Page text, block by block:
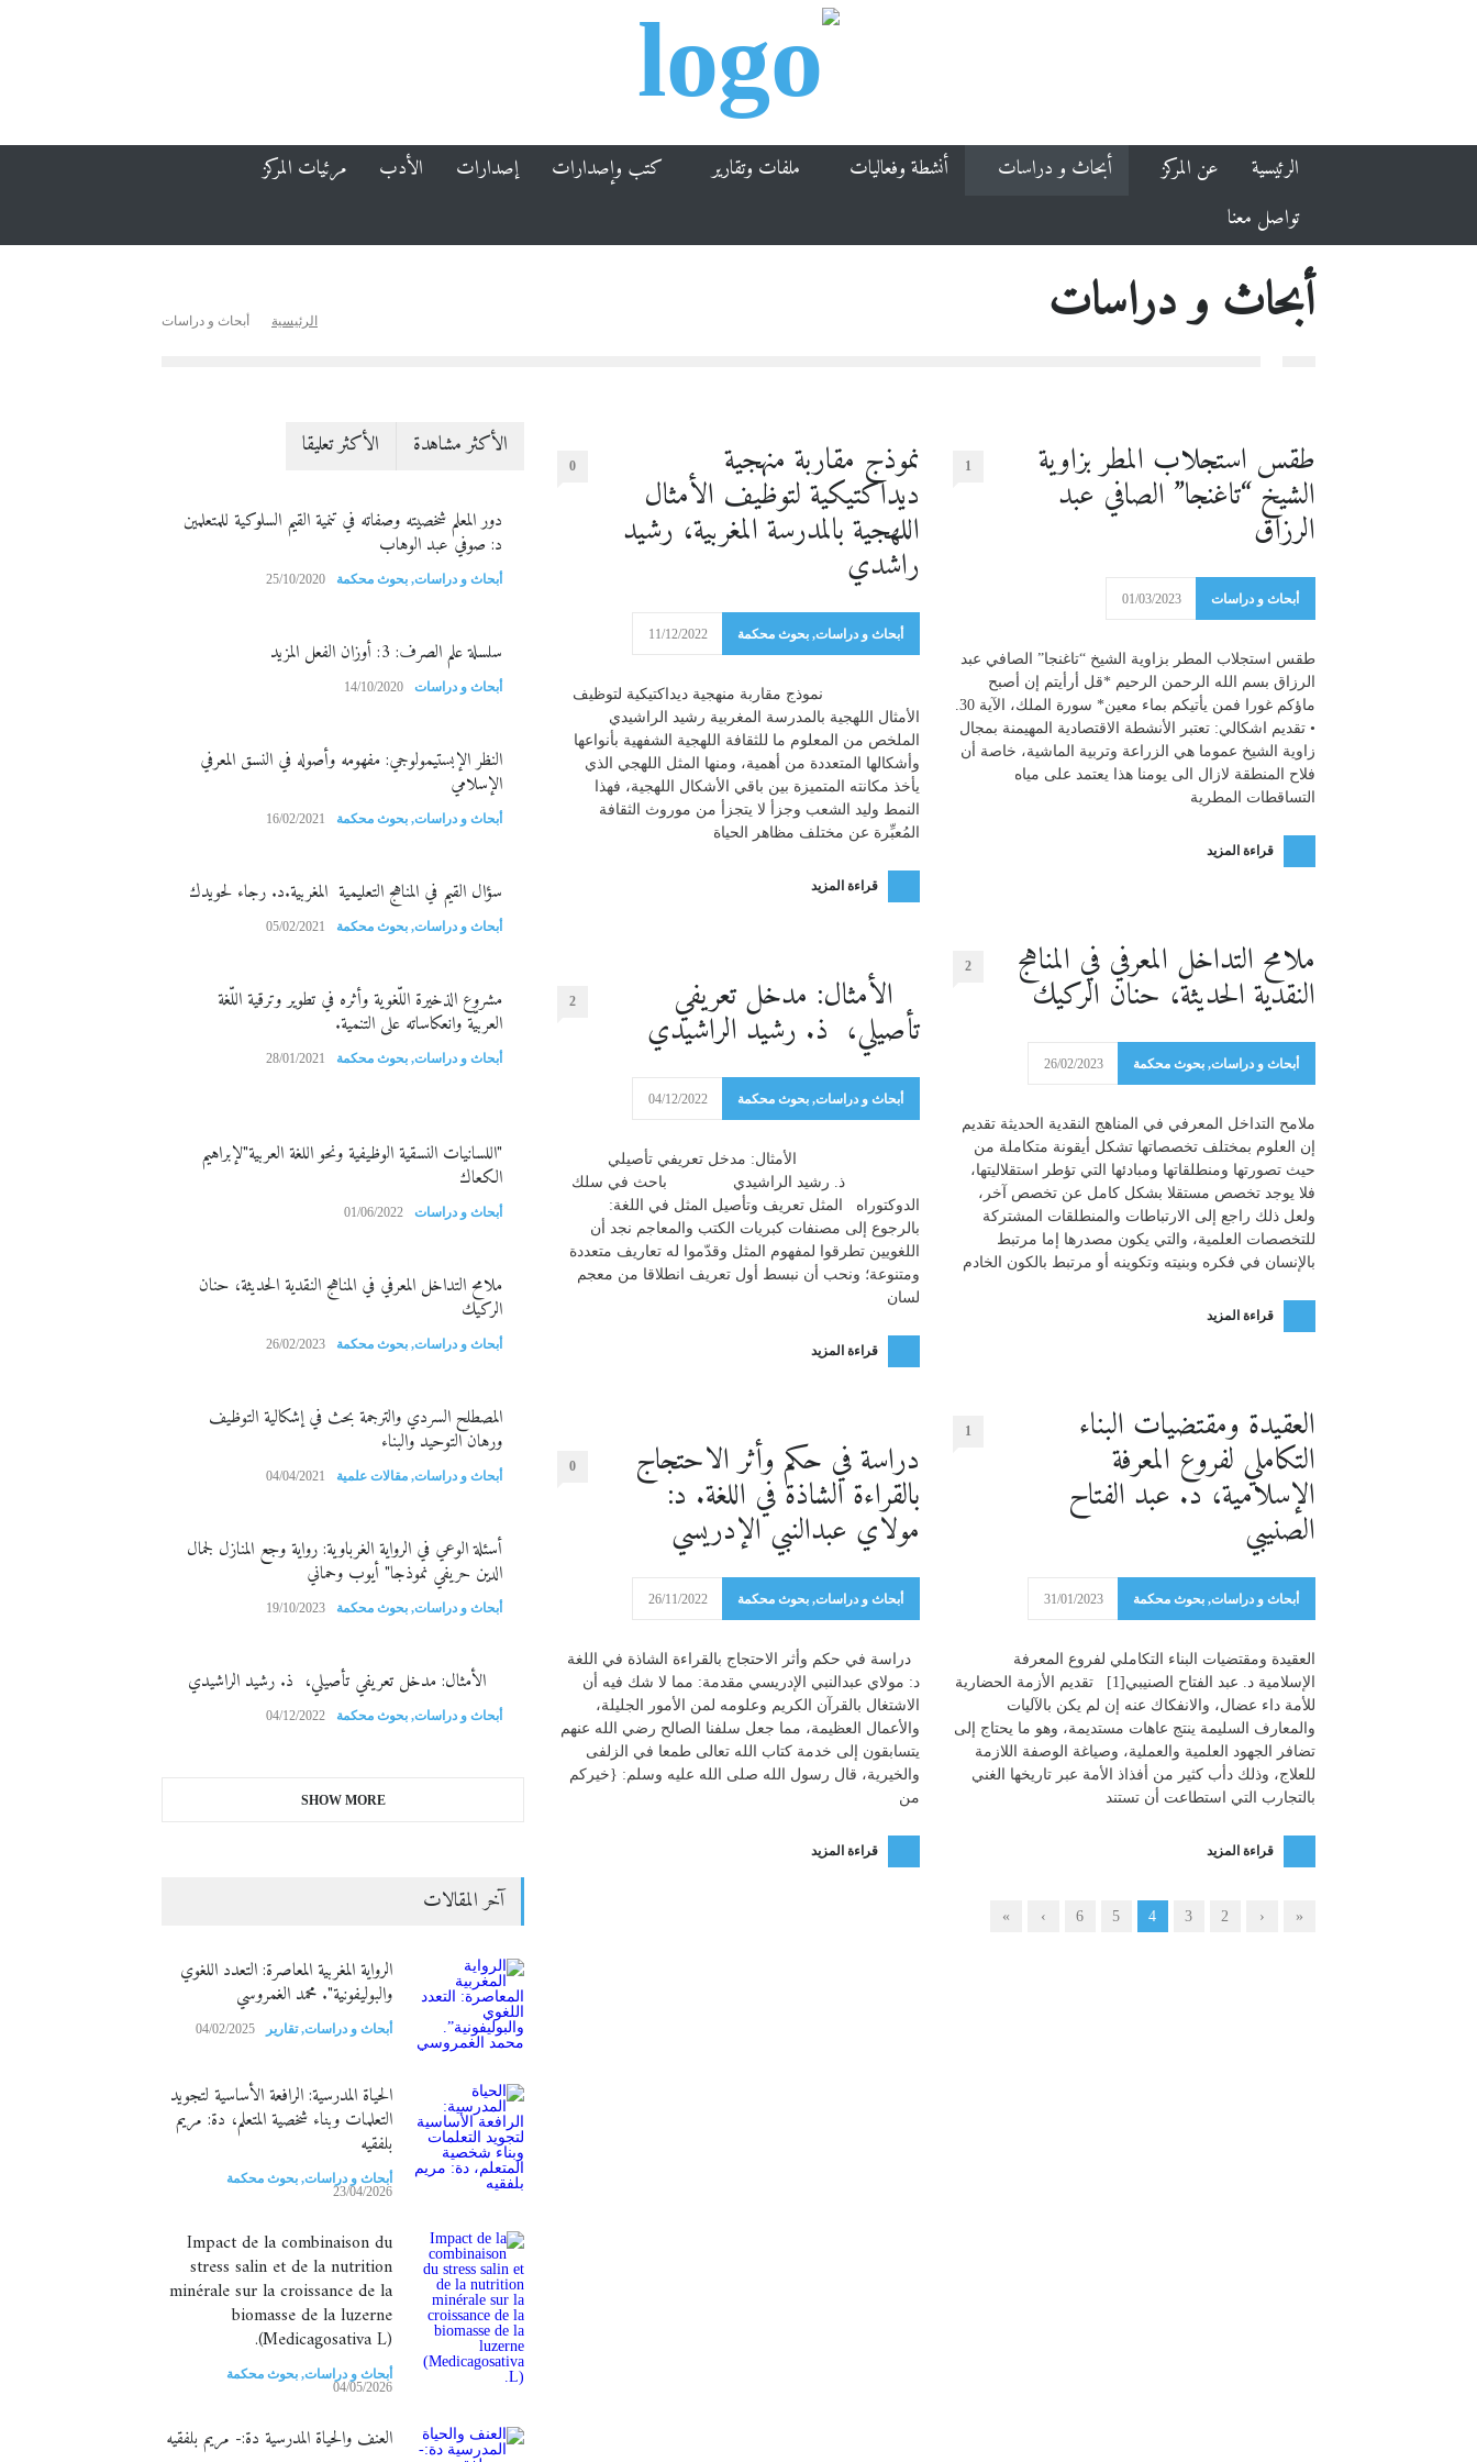
الرئيسية عن المركز أبحاث و دراسات أنشطة وفعاليات ملفات وتقارير كتب وإصدارات إصدارات الأدب
مرئيات المركز
تواصل معنا
أبحاث و دراسات الرئيسية أبحاث و دراسات
طقس استجلاب المطر بزاوية
الشيخ “تاغنجا” الصافي عبد
الرزاق
1
أبحاث و دراسات 01/03/2023
طقس استجلاب المطر بزاوية الشيخ “تاغنجا” الصافي عبد
الرزاق بسم الله الرحمن الرحيم *قل أرأيتم إن أصبح
ماؤكم غورا فمن يأتيكم بماء معين* سورة الملك، الآية 30.
• تقديم اشكالي: تعتبر الأنشطة الاقتصادية المهيمنة بمجال
زاوية الشيخ عموما هي الزراعة وتربية الماشية، خاصة أن
فلاح المنطقة لازال الى يومنا هذا يعتمد على مياه
التساقطات المطرية
قراءة المزيد
ملامح التداخل المعرفي في المناهج
النقدية الحديثة، حنان الركيك
2
أبحاث و دراسات, بحوث محكمة 26/02/2023
ملامح التداخل المعرفي في المناهج النقدية الحديثة تقديم
إن العلوم بمختلف تخصصاتها تشكل أيقونة متكاملة من
حيث تصورتها ومنطلقاتها ومبادئها التي تؤطر استقلاليتها،
فلا يوجد تخصص مستقلا بشكل كامل عن تخصص آخر،
ولعل ذلك راجع إلى الارتباطات والمنطلقات المشتركة
للتخصصات العلمية، والتي يكون مصدرها إما مرتبط
بالإنسان في فكره وبنيته وتكوينه أو مرتبط بالكون الخادم
قراءة المزيد
العقيدة ومقتضيات البناء
التكاملي لفروع المعرفة
الإسلامية، د. عبد الفتاح
الصنيبي
1
أبحاث و دراسات, بحوث محكمة 31/01/2023
العقيدة ومقتضيات البناء التكاملي لفروع المعرفة
الإسلامية د. عبد الفتاح الصنيبي[1] تقديم الأزمة الحضارية
للأمة داء عضال، والانفكاك عنه إن لم يكن بالآليات
والمعارف السليمة ينتج عاهات مستديمة، وهو ما يحتاج إلى
تضافر الجهود العلمية والعملية، وصياغة الوصفة اللازمة
للعلاج، وذلك دأب كثير من أفذاذ الأمة عبر تاريخها الغني
بالتجارب التي استطاعت أن تستند
قراءة المزيد
نموذج مقاربة منهجية
ديداكتيكية لتوظيف الأمثال
اللهجية بالمدرسة المغربية، رشيد
راشدي
0
أبحاث و دراسات, بحوث محكمة 11/12/2022
نموذج مقاربة منهجية ديداكتيكية لتوظيف
الأمثال اللهجية بالمدرسة المغربية رشيد الراشيدي
الملخص من المعلوم ما للثقافة اللهجية الشفهية بأنواعها
وأشكالها المتعددة من أهمية، ومنها المثل اللهجي الذي
يأخذ مكانته المتميزة بين باقي الأشكال اللهجية، فهذا
النمط وليد الشعب وجزأ لا يتجزأ من موروث الثقافة
المُعبِّرة عن مختلف مظاهر الحياة
قراءة المزيد
الأمثال: مدخل تعريفي
تأصيلي، ذ. رشيد الراشيدي
2
أبحاث و دراسات, بحوث محكمة 04/12/2022
الأمثال: مدخل تعريفي تأصيلي
ذ. رشيد الراشيدي باحث في سلك
الدوكتوراه المثل تعريف وتأصيل المثل في اللغة:
بالرجوع إلى مصنفات كبريات الكتب والمعاجم نجد أن
اللغويين تطرقوا لمفهوم المثل وقدّموا له تعاريف متعددة
ومتنوعة؛ ونحب أن نبسط أول تعريف انطلاقا من معجم
لسان
قراءة المزيد
دراسة في حكم وأثر الاحتجاج
بالقراءة الشاذة في اللغة. د:
مولاي عبدالنبي الإدريسي
0
أبحاث و دراسات, بحوث محكمة 26/11/2022
دراسة في حكم وأثر الاحتجاج بالقراءة الشاذة في اللغة
د: مولاي عبدالنبي الإدريسي مقدمة: مما لا شك فيه أن
الاشتغال بالقرآن الكريم وعلومه لمن الأمور الجليلة،
والأعمال العظيمة، مما جعل سلفنا الصالح رضي الله عنهم
يتسابقون إلى خدمة كتاب الله تعالى طمعا في الزلفى
والخيرية، قال رسول الله صلى الله عليه وسلم: {خيركم
من
قراءة المزيد
«
‹
2
3
4
5
6
›
»
الأكثر مشاهدة الأكثر تعليقا
دور المعلم شخصيته وصفاته في تنمية القيم السلوكية للمتعلمين
د: صوفي عبد الوهاب
أبحاث و دراسات, بحوث محكمة 25/10/2020
سلسلة علم الصرف: 3: أوزان الفعل المزيد
أبحاث و دراسات 14/10/2020
النظر الإبستيمولوجي: مفهومه وأصوله في النسق المعرفي
الإسلامي
أبحاث و دراسات, بحوث محكمة 16/02/2021
سؤال القيم في المناهج التعليمية المغربية.د. رجاء لحويدك
أبحاث و دراسات, بحوث محكمة 05/02/2021
مشروع الذخيرة اللّغوية وأثره في تطوير وترقية اللّغة
العربيّة وانعكاساته على التنمية.
أبحاث و دراسات, بحوث محكمة 28/01/2021
"اللسانيات النسقية الوظيفية ونحو اللغة العربية"لإبراهيم
الكعاك
أبحاث و دراسات 01/06/2022
ملامح التداخل المعرفي في المناهج النقدية الحديثة، حنان
الركيك
أبحاث و دراسات, بحوث محكمة 26/02/2023
المصطلح السردي والترجمة بحث في إشكالية التوظيف
ورهان التوحيد والبناء
أبحاث و دراسات, مقالات علمية 04/04/2021
أسئلة الوعي في الرواية الغرباوية: رواية وجع المنازل لجمال
الدين حريفي نموذجا" أيوب وحماني
أبحاث و دراسات, بحوث محكمة 19/10/2023
الأمثال: مدخل تعريفي تأصيلي، ذ. رشيد الراشيدي
أبحاث و دراسات, بحوث محكمة 04/12/2022
SHOW MORE
آخر المقالات
الرواية المغربية المعاصرة: التعدد اللغوي
والبوليفونية". محمد الغمروسي
أبحاث و دراسات,تقارير 04/02/2025
الحياة المدرسية: الرافعة الأساسية لتجويد
التعلمات وبناء شخصية المتعلم، دة: مريم
بلفقيه
أبحاث و دراسات, بحوث محكمة
23/04/2026
Impact de la combinaison du
stress salin et de la nutrition
minérale sur la croissance de la
biomasse de la luzerne
(Medicagosativa L).
أبحاث و دراسات, بحوث محكمة
04/05/2026
العنف والحياة المدرسية دة:- مريم بلفقيه